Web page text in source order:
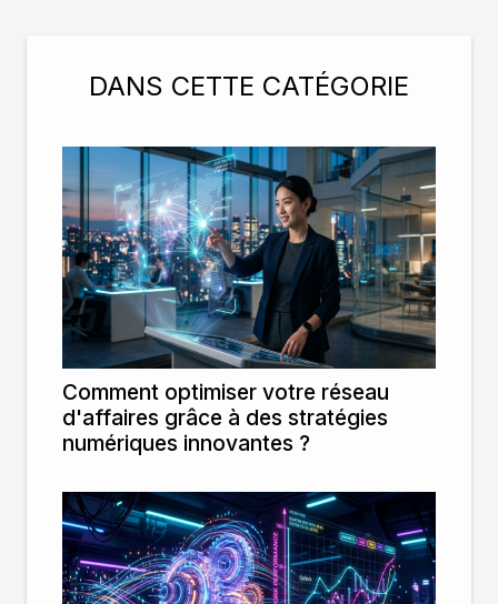
DANS CETTE CATÉGORIE
Comment optimiser votre réseau
d'affaires grâce à des stratégies
numériques innovantes ?